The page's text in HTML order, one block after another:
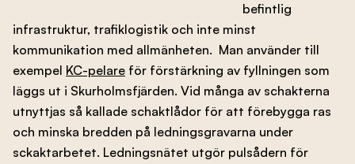
befintlig
infrastruktur, trafiklogistik och inte minst
kommunikation med allmänheten. Man använder till
exempel KC-pelare för förstärkning av fyllningen som
läggs ut i Skurholmsfjärden. Vid många av schakterna
utnyttjas så kallade schaktlådor för att förebygga ras
och minska bredden på ledningsgravarna under
sckaktarbetet. Ledningsnätet utgör pulsådern för